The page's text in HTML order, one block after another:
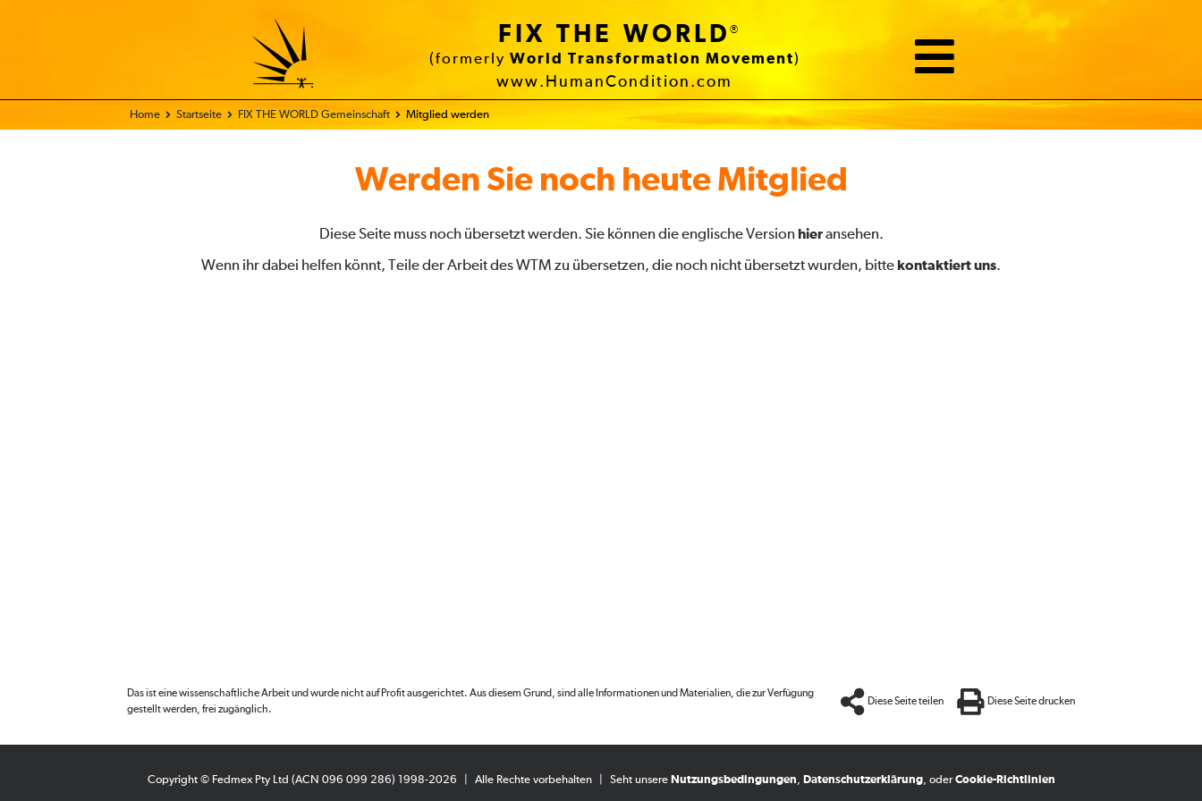
FIX THE WORLD®
(formerly World Transformation Movement)
www.HumanCondition.com
Home Startseite FIX THE WORLD Gemeinschaft Mitglied werden
Werden Sie noch heute Mitglied
Diese Seite muss noch übersetzt werden. Sie können die englische Version hieransehen.
Wenn ihr dabei helfen könnt, Teile der Arbeit des WTM zu übersetzen, die noch nicht übersetzt wurden, bitte kontaktiert uns.
Das ist eine wissenschaftliche Arbeit und wurde nicht auf Profit ausgerichtet. Aus diesem Grund, sind alle Informationen und Materialien, die zur Verfügung
gestellt werden, frei zugänglich.
Diese Seite teilen Diese Seite drucken
Copyright © Fedmex Pty Ltd (ACN 096 099 286) 1998-2026 Alle Rechte vorbehalten Seht unsere Nutzungsbedingungen, Datenschutzerklärung, oderCookie-Richtlinien